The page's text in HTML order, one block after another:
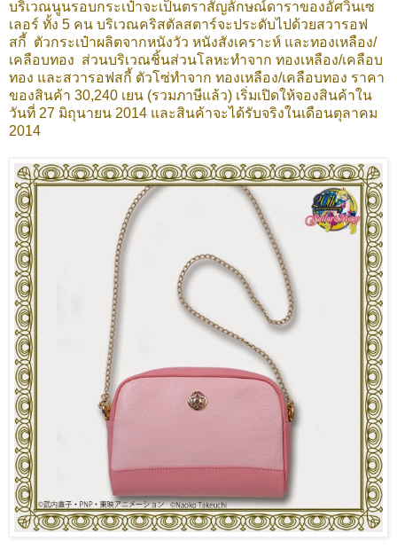
บริเวณนูนรอบกระเป๋าจะเป็นตราสัญลักษณ์ดาราของอัศวินเซ
เลอร์ ทั้ง 5 คน บริเวณคริสตัลสตาร์จะประดับไปด้วยสวารอฟ
สกี้ ตัวกระเป๋าผลิตจากหนังวัว หนังสังเคราะห์ และทองเหลือง/
เคลือบทอง ส่วนบริเวณชิ้นส่วนโลหะทำจาก ทองเหลือง/เคลือบ
ทอง และสวารอฟสกี้ ตัวโซ่ทำจาก ทองเหลือง/เคลือบทอง ราคา
ของสินค้า 30,240 เยน (รวมภาษีแล้ว) เริ่มเปิดให้จองสินค้าใน
วันที่ 27 มิถุนายน 2014 และสินค้าจะได้รับจริงในเดือนตุลาคม
2014